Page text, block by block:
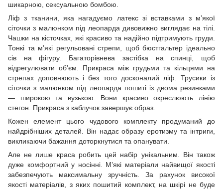
шикарною, сексуальною бомбою.
Ліф з тканини, яка нагадуємо латекс зі вставками з м’якої
сіточки з малюнком під леопарда дивовижно виглядає на тілі.
Чашки на кісточках, які красиво та надійно підтримують груди.
Тонкі та м’які регульовані стрепи, щоб бюстгальтер ідеально
сів на фігуру. Багаторівнева застібка на спинці, щоб
відрегулювати об’єм. Прикраса між грудьми та кільцями на
стрепах доповнюють і без того досконалий ліф. Трусики із
сіточки з малюнком під леопарда пошиті із двома резинками
— широкою та вузькою. Вони красиво окреслюють лінію
стегон. Прикраса з каблучок завершує образ.
Кожен елемент цього чудового комплекту продуманий до
найдрібніших деталей. Він надає образу еротизму та інтриги,
викликаючи бажання доторкнутися та опанувати.
Але не лише краса робить цей набір унікальним. Він також
дуже комфортний у носінні. М’які матеріали найвищої якості
забезпечують максимальну зручність. За рахунок високої
якості матеріалів, з яких пошитий комплект, на шкірі не буде